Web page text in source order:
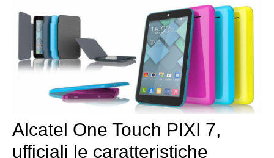
Alcatel One Touch PIXI 7,
ufficiali le caratteristiche